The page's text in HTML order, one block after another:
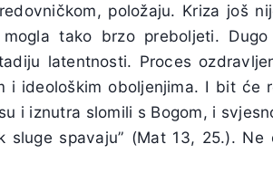
položaju. Kriza još
tako brzo preboljeti.
latentnosti. Proces
i ideološkim oboljenjima. I bit će
i iznutra slomili s Bogom, i
sluge spavaju” (Mat 13, 25.).